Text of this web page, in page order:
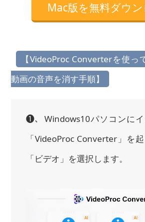
Mac版を無料ダウ
【VideoProc Converterを使っ
動画の音声を消す手順】
❶、Windows10パソコンに
「VideoProc Converter」を
「ビデオ」を選択します。